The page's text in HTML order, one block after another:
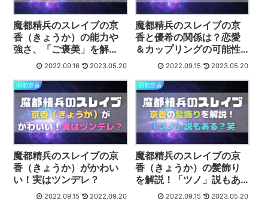
魔都精兵のスレイブの京
香（きょうか）の能力や
強さ、「ご褒美」を解
2022.09.16 2023.05.20
魔都精兵のスレイブの京
香と優希の関係は？恋愛
＆カップリングの可能性
はある？2022.09.15 2023.05.20
羽前京香
魔都精兵のスレイブの京
香（きょうか）がかわい
い！実はツンデレ？
2022.09.15 2022.09.20
羽前京香
魔都精兵のスレイブの京
香（きょうか）の髪飾り
を解説！「ツノ」説もあ
る？笑 2022.09.15 2023.05.20